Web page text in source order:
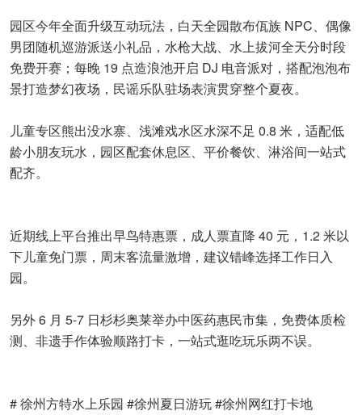
园区今年全面升级互动玩法，白天全园散布佤族 NPC、偶像
男团随机巡游派送小礼品，水枪大战、水上拔河全天分时段
免费开赛；每晚 19 点造浪池开启 DJ 电音派对，搭配泡泡布
景打造梦幻夜场，民谣乐队驻场表演贯穿整个夏夜。
儿童专区熊出没水寨、浅滩戏水区水深不足 0.8 米，适配低
龄小朋友玩水，园区配套休息区、平价餐饮、淋浴间一站式
配齐。
近期线上平台推出早鸟特惠票，成人票直降 40 元，1.2 米以
下儿童免门票，周末客流量激增，建议错峰选择工作日入
园。
另外 6 月 5-7 日杉杉奥莱举办中医药惠民市集，免费体质检
测、非遗手作体验顺路打卡，一站式逛吃玩乐两不误。
# 徐州方特水上乐园 #徐州夏日游玩 #徐州网红打卡地